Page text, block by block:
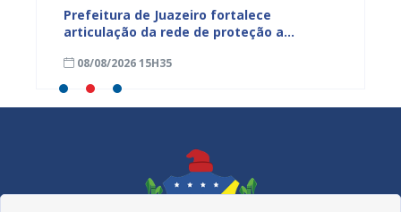
Prefeitura de Juazeiro fortalece
articulação da rede de proteção a
análoga à escravidão
08/08/2026 15H35